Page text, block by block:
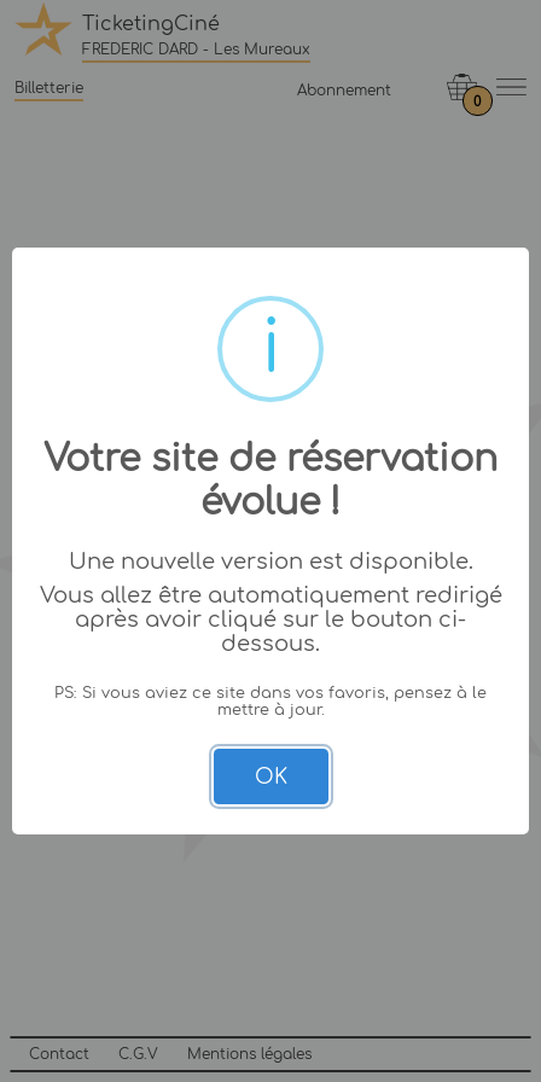
TicketingCiné
FREDERIC DARD - Les Mureaux
Billetterie Abonnement
0
Contact C.G.V Mentions légales
Votre site de réservation
évolue !
Une nouvelle version est disponible.
Vous allez être automatiquement redirigé
après avoir cliqué sur le bouton ci-
dessous.
PS: Si vous aviez ce site dans vos favoris, pensez à le
mettre à jour.
OK